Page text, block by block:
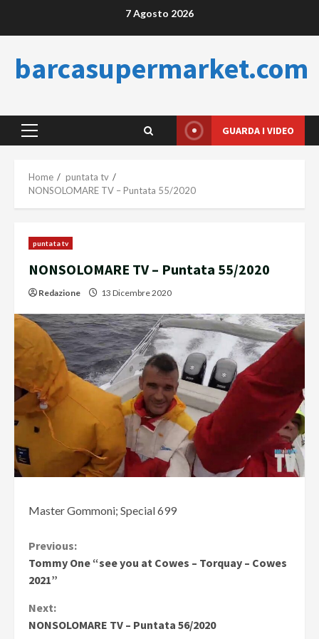
7 Agosto 2026
barcasupermarket.com
Primary
GUARDA I VIDEO
Home
puntata tv
NONSOLOMARE TV – Puntata 55/2020
puntata tv
NONSOLOMARE TV – Puntata 55/2020
Redazione 13 Dicembre 2020
Master Gommoni; Special 699
Continue
Reading
Previous:
Tommy One “see you at Cowes – Torquay – Cowes
2021”
Next:
NONSOLOMARE TV – Puntata 56/2020